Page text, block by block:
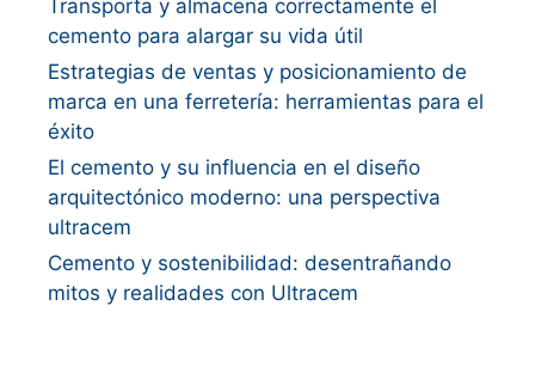
Transporta y almacena correctamente el
cemento para alargar su vida útil
Estrategias de ventas y posicionamiento de
marca en una ferretería: herramientas para el
éxito
El cemento y su influencia en el diseño
arquitectónico moderno: una perspectiva
ultracem
Cemento y sostenibilidad: desentrañando
mitos y realidades con Ultracem